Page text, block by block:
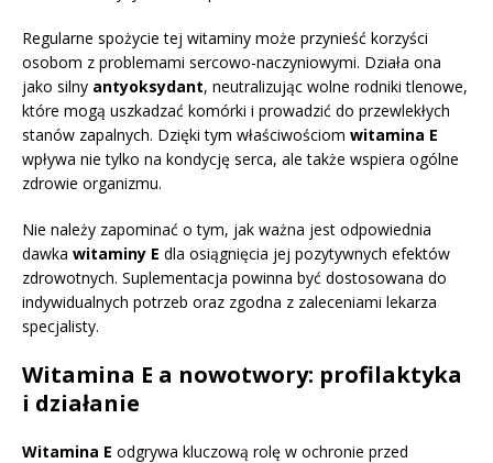
Regularne spożycie tej witaminy może przynieść korzyści
osobom z problemami sercowo-naczyniowymi. Działa ona
jako silny antyoksydant, neutralizując wolne rodniki tlenowe,
które mogą uszkadzać komórki i prowadzić do przewlekłych
stanów zapalnych. Dzięki tym właściwościom witamina E
wpływa nie tylko na kondycję serca, ale także wspiera ogólne
zdrowie organizmu.
Nie należy zapominać o tym, jak ważna jest odpowiednia
dawka witaminy E dla osiągnięcia jej pozytywnych efektów
zdrowotnych. Suplementacja powinna być dostosowana do
indywidualnych potrzeb oraz zgodna z zaleceniami lekarza
specjalisty.
Witamina E a nowotwory: profilaktyka
i działanie
Witamina E odgrywa kluczową rolę w ochronie przed